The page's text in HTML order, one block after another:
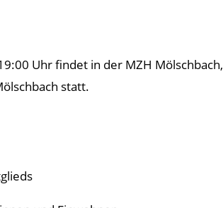
Uhr findet in der MZH
statt.